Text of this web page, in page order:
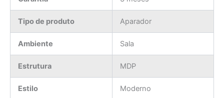
Tipo de produto Aparador
Ambiente Sala
Estrutura MDP
Estilo Moderno